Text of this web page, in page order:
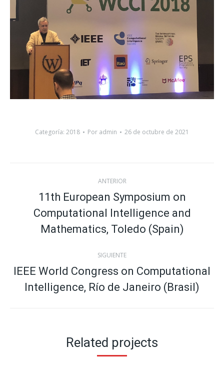
Categoría: 2018 Por admin 26 de octubre de 2021
Navegación
entre
proyectos
ANTERIOR
Proyecto
anterior
11th European Symposium on
Computational Intelligence and
Mathematics, Toledo (Spain)
SIGUIENTE
siguiente
IEEE World Congress on Computational
Intelligence, Río de Janeiro (Brasil)
Related projects